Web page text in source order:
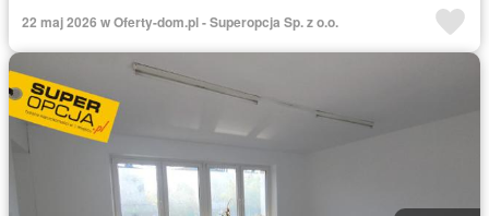
22 maj 2026 w Oferty-dom.pl - Superopcja Sp. z o.o.